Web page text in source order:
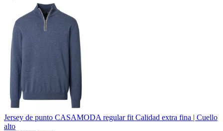
Jersey de punto CASAMODA regular fit Calidad extra fina | Cuello
alto